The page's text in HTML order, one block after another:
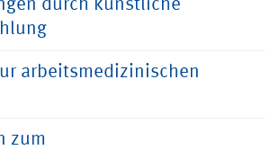
durch künstliche
arbeitsmedizinischen
zum